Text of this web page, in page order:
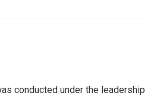
conducted under the leadership